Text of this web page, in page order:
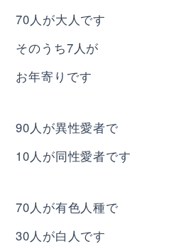
70人が大人です
そのうち7人が
お年寄りです
90人が異性愛者で
10人が同性愛者です
70人が有色人種で
30人が白人です